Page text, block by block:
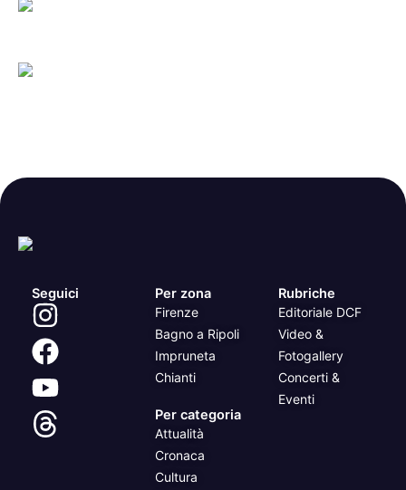
Seguici Per zona
Firenze
Bagno a Ripoli
Impruneta
Chianti
Per categoria
Attualità
Cronaca
Cultura
Rubriche
Editoriale DCF
Video &
Fotogallery
Concerti &
Eventi